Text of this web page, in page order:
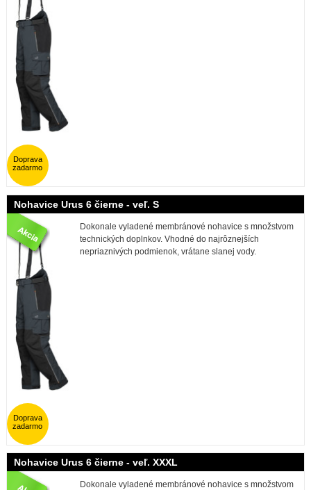
Doprava
zadarmo
Nohavice Urus 6 čierne - veľ. S
Dokonale vyladené membránové nohavice s množstvom
technických doplnkov. Vhodné do najrôznejších
nepriaznivých podmienok, vrátane slanej vody.
Doprava
zadarmo
Nohavice Urus 6 čierne - veľ. XXXL
Dokonale vyladené membránové nohavice s množstvom